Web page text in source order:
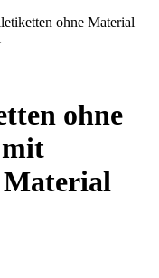
ohne Material
ohne
Material